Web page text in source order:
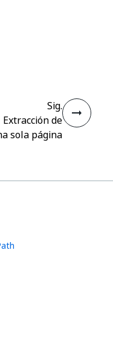
Sig.
Extracción de
sola página